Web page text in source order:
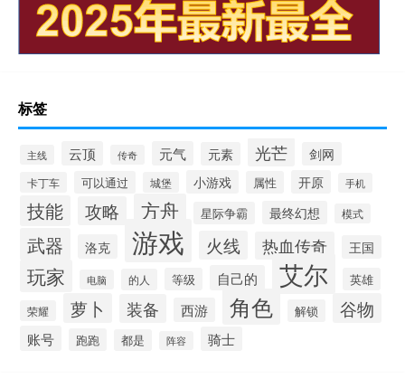
标签
主线 云顶 传奇 元气 元素 光芒 剑网
卡丁车 可以通过 城堡 小游戏 属性 开原 手机
技能 攻略 方舟 星际争霸 最终幻想 模式
武器 洛克 游戏 火线 热血传奇 王国
玩家 电脑 的人 等级 自己的 艾尔 英雄
荣耀 萝卜 装备 西游 角色 解锁 谷物
账号 跑跑 都是 阵容 骑士